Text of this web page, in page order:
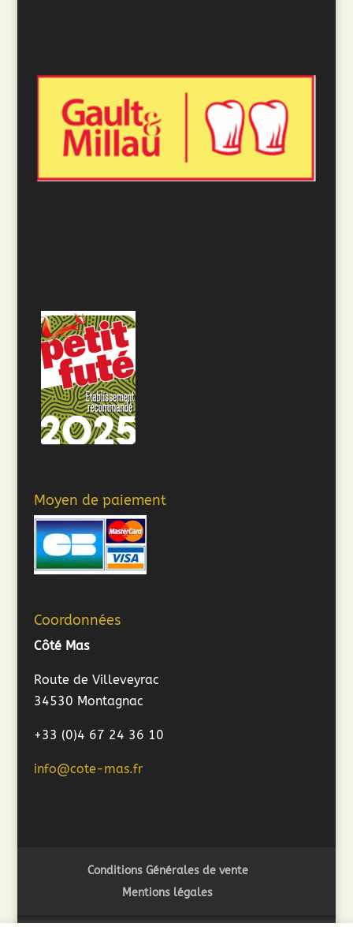
Moyen de paiement
Coordonnées
Côté Mas
Route de Villeveyrac
34530 Montagnac
+33 (0)4 67 24 36 10
info@cote-mas.fr
Conditions Générales de vente
Mentions légales